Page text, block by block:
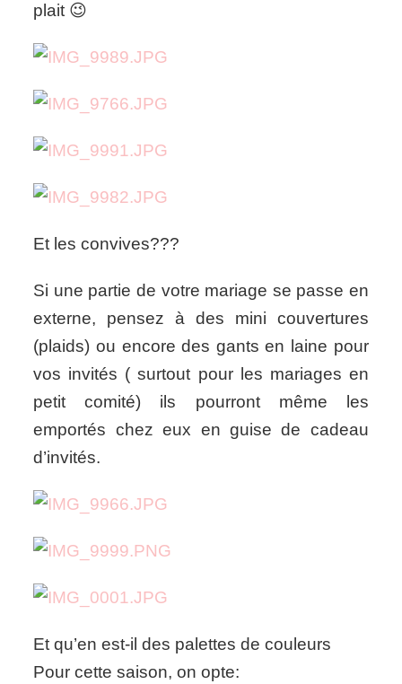
plait 😉
Et les convives???
Si une partie de votre mariage se passe en
externe, pensez à des mini couvertures
(plaids) ou encore des gants en laine pour
vos invités ( surtout pour les mariages en
petit comité) ils pourront même les
emportés chez eux en guise de cadeau
d’invités.
Et qu’en est-il des palettes de couleurs
Pour cette saison, on opte: